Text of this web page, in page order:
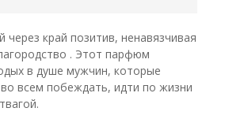
край позитив, ненавязчивая
. Этот парфюм
в душе мужчин, которые
всем побеждать, идти по жизни